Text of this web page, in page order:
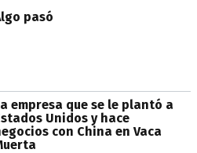
pasó
empresa que se le plantó a
Unidos y hace
con China en Vaca